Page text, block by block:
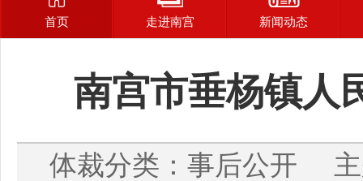
首页 走进南宫 新闻动态
南宫市垂杨镇人
体裁分类：事后公开